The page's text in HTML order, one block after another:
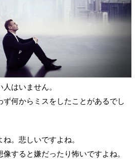
はいません。
ず何からミスをしたことがあるでし
。悲しいですよね。
すると嫌だったり怖いですよね。